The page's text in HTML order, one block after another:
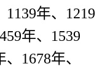
1139年、1219
年、1539
1678年、